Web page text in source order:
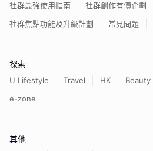
社群最強使用指南
社群創作有價企劃
社群焦點功能及升級計劃
常見問題
探索
U Lifestyle Travel HK Beauty
e-zone
其他